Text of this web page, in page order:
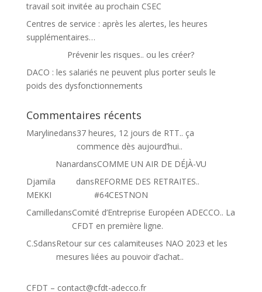
travail soit invitée au prochain CSEC
Centres de service : après les alertes, les heures
supplémentaires…
Prévenir les risques.. ou les créer?
DACO : les salariés ne peuvent plus porter seuls le
poids des dysfonctionnements
Commentaires récents
Marylinedans37 heures, 12 jours de RTT.. ça
commence dès aujourd’hui..
NanardansCOMME UN AIR DE DÉJÀ-VU
Djamila
MEKKI
dansREFORME DES RETRAITES..
#64CESTNON
CamilledansComité d’Entreprise Européen ADECCO.. La
CFDT en première ligne.
C.SdansRetour sur ces calamiteuses NAO 2023 et les
mesures liées au pouvoir d’achat..
CFDT – contact@cfdt-adecco.fr